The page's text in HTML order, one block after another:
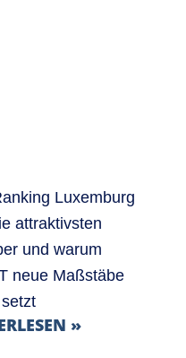
Luxemburg
attraktivsten
und warum
neue Maßstäbe
setzt
»